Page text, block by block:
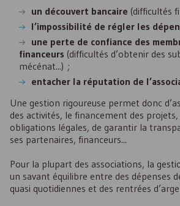
un découvert bancaire (difficultés
l’impossibilité de régler les
une perte de confiance des
financeurs (difficultés d’obtenir des
mécénat...) ;
entacher la réputation de
Une gestion rigoureuse permet donc
des activités, le financement des
obligations légales, de garantir la
ses partenaires, financeurs...
Pour la plupart des associations, la
un savant équilibre entre des dépenses
quasi quotidiennes et des rentrées